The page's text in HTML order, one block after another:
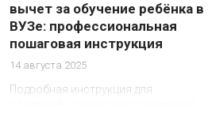
вычет за обучение ребёнка в
ВУЗе: профессиональная
пошаговая инструкция
14 августа 2025
Подробная инструкция для